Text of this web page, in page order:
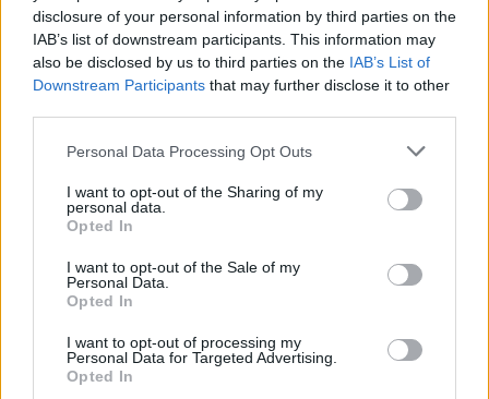
disclosure of your personal information by third parties on the
IAB’s list of downstream participants. This information may
also be disclosed by us to third parties on the IAB’s List of
Downstream Participants that may further disclose it to other
Please note that this website/app uses one or more Google
not limited to your visit or usage behaviour. You may click to
grant or deny consent to Google and its third-party tags to
use your data for below specified purposes in below Google
consent section.
Personal Data Processing Opt Outs
I want to opt-out of the Sharing of my
personal data.
Opted In
I want to opt-out of the Sale of my
Personal Data.
Opted In
I want to opt-out of processing my
Personal Data for Targeted Advertising.
Opted In
Párkapcsolatokat tehet tönkre ez a TikTok-
mantra, mert az emberek nem értik a